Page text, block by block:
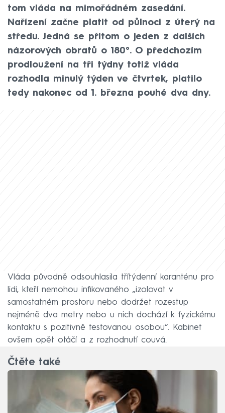
tom vláda na mimořádném zasedání.
Nařízení začne platit od půlnoci z úterý na
středu. Jedná se přitom o jeden z dalších
názorových obratů o 180°. O předchozím
prodloužení na tři týdny totiž vláda
rozhodla minulý týden ve čtvrtek, platilo
tedy nakonec od 1. března pouhé dva dny.
Vláda původně odsouhlasila třítýdenní karanténu pro
lidi, kteří nemohou infikovaného „izolovat v
samostatném prostoru nebo dodržet rozestup
nejméně dva metry nebo u nich dochází k fyzickému
kontaktu s pozitivně testovanou osobou“. Kabinet
ovšem opět otáčí a z rozhodnutí couvá.
Čtěte také